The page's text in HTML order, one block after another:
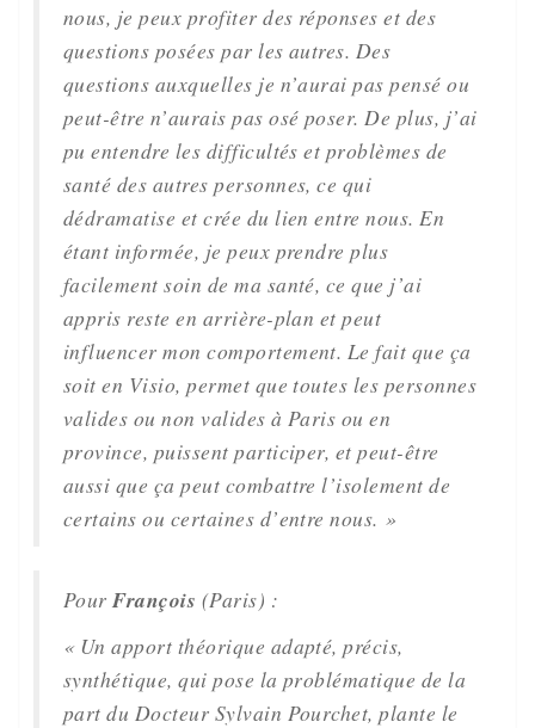
nous, je peux profiter des réponses et des
questions posées par les autres. Des
questions auxquelles je n’aurai pas pensé ou
peut-être n’aurais pas osé poser. De plus, j’ai
pu entendre les difficultés et problèmes de
santé des autres personnes, ce qui
dédramatise et crée du lien entre nous. En
étant informée, je peux prendre plus
facilement soin de ma santé, ce que j’ai
appris reste en arrière-plan et peut
influencer mon comportement. Le fait que ça
soit en Visio, permet que toutes les personnes
valides ou non valides à Paris ou en
province, puissent participer, et peut-être
aussi que ça peut combattre l’isolement de
certains ou certaines d’entre nous. »
PourFrançois (Paris) :
« Un apport théorique adapté, précis,
synthétique, qui pose la problématique de la
part du Docteur Sylvain Pourchet, plante le